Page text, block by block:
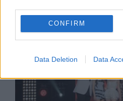
CONFIRM
Data Deletion Data